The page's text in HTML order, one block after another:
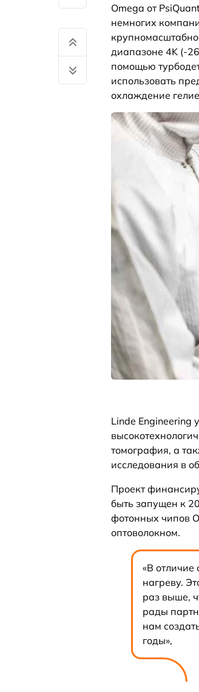
Omega от
немногих
диапазоне 4K (-
помощью
использовать
охлаждение
Linde Engineering
томография, а
исследования в
Проект
быть запущен к
фотонных чипов
оптоволокном.
«В отличие
нагреву.
раз выше,
рады
нам
годы»,